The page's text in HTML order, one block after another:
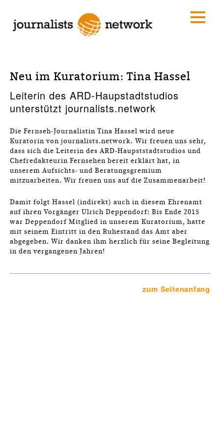
Neu im Kuratorium: Tina Hassel
Leiterin des ARD-Haupstadtstudios
unterstützt journalists.network
Die Fernseh-Journalistin Tina Hassel wird neue
Kuratorin von journalists.network. Wir freuen uns sehr,
dass sich die Leiterin des ARD-Haupststadtstudios und
Chefredakteurin Fernsehen bereit erklärt hat, in
unserem Aufsichts- und Beratungsgremium
mitzuarbeiten. Wir freuen uns auf die Zusammenarbeit!
Damit folgt Hassel (indirekt) auch in diesem Ehrenamt
auf ihren Vorgänger Ulrich Deppendorf: Bis Ende 2015
war Deppendorf Mitglied in unserem Kuratorium, hatte
mit seinem Eintritt in den Ruhestand das Amt aber
abgegeben. Wir danken ihm herzlich für seine Begleitung
in den vergangenen Jahren!
zum Seitenanfang